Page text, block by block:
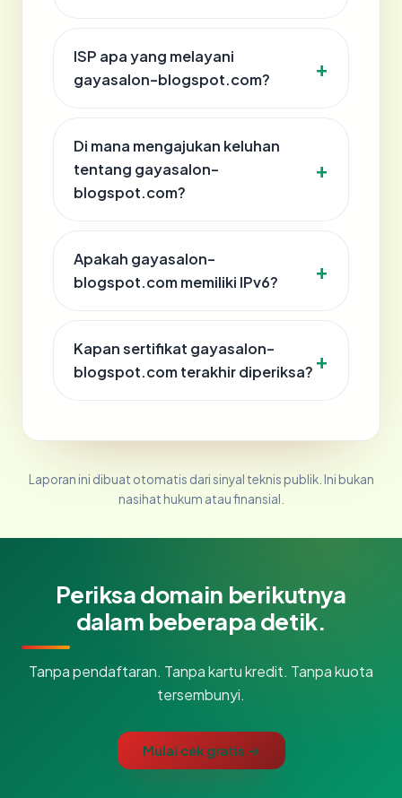
ISP apa yang melayani
gayasalon-blogspot.com?
Di mana mengajukan keluhan
tentang gayasalon-
blogspot.com?
Apakah gayasalon-
blogspot.com memiliki IPv6?
Kapan sertifikat gayasalon-
blogspot.com terakhir diperiksa?
Laporan ini dibuat otomatis dari sinyal teknis publik. Ini bukan
nasihat hukum atau finansial.
Periksa domain berikutnya
dalam beberapa detik.
Tanpa pendaftaran. Tanpa kartu kredit. Tanpa kuota
tersembunyi.
Mulai cek gratis →